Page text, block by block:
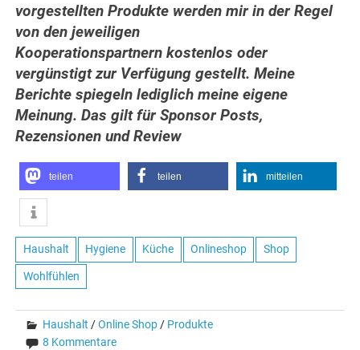
vorgestellten Produkte werden mir in der Regel
von den jeweiligen
Kooperationspartnern kostenlos oder
vergünstigt zur Verfügung gestellt. Meine
Berichte spiegeln lediglich meine eigene
Meinung. Das gilt für Sponsor Posts,
Rezensionen und Review
teilen teilen mitteilen
Haushalt Hygiene Küche Onlineshop Shop
Wohlfühlen
Haushalt /Online Shop / Produkte
8 Kommentare